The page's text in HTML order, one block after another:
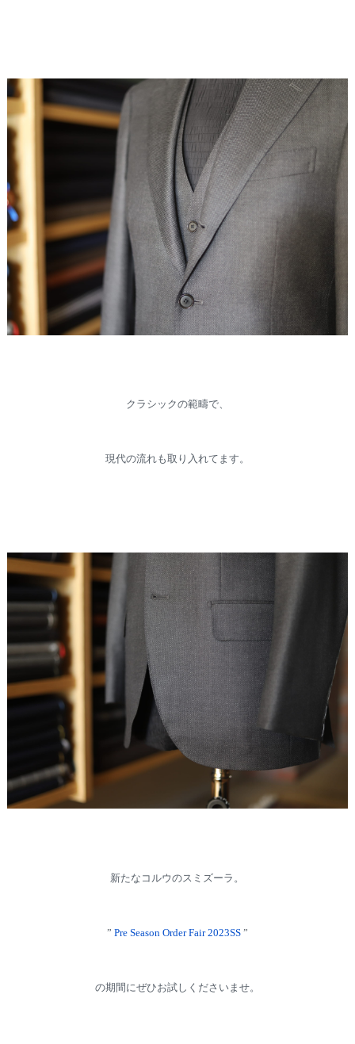
クラシックの範疇で、
現代の流れも取り入れてます。
新たなコルウのスミズーラ。
” Pre Season Order Fair 2023SS”
の期間にぜひお試しくださいませ。